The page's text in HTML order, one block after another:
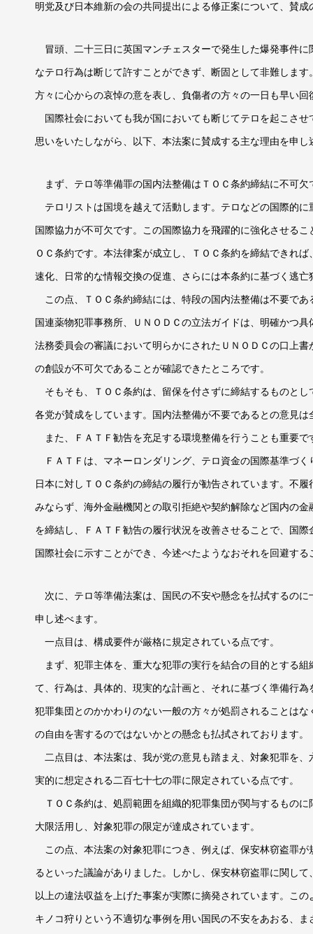
明党及び日本維新の会の共同提出による修正案について、賛
冒頭、二十三日に英国マンチェスターで発生した爆発事件
なテロ行為は断じて許すことができず、断固として非難しま
方々に心からの哀悼の意を表し、負傷者の方々の一日も早い回
国際社会においても我が国においても断じてテロを起こさ
思いをいたしながら、以下、本法案に賛成する主な理由を申し
まず、テロ等準備罪の国内法整備はＴＯＣ条約締結に不可欠
テロリストは国境を越えて活動します。テロなどの国際的
国際協力が不可欠です。この国際協力を飛躍的に強化させる
ＯＣ条約です。本法律案が成立し、ＴＯＣ条約を締結できれ
速化、日常的な情報交換の促進、さらには本条約に基づく逃
この点、ＴＯＣ条約締結には、特段の国内法整備は不要で
国連薬物犯罪事務所、ＵＮＯＤＣの立法ガイドは、明確かつ
法務委員会の審議において明らかにされたＵＮＯＤＣの口上
の創設が不可欠であることが確認できたところです。
そもそも、ＴＯＣ条約は、留保を付さずに締結するものと
各党が賛成をしています。国内法整備が不要であるとの意見
また、ＦＡＴＦ勧告を充足する環境整備を行うことも重要で
ＦＡＴＦは、マネーロンダリング、テロ資金の国際基準づ
日本に対しＴＯＣ条約の締結の履行が勧告されています。不
みならず、海外金融機関との取引拒絶や契約解除など国内の
を締結し、ＦＡＴＦ勧告の履行状況を改善させることで、国
国際社会に示すことができ、今述べたようなおそれを回避する
次に、テロ等準備法案は、国民の不安や懸念を払拭するの
申し述べます。
一点目は、構成要件が厳格に規定されている点です。
まず、犯罪主体を、重大な犯罪の実行を結合の目的とする
て、行為は、具体的、現実的な計画と、それに基づく準備行
犯罪集団とのかかわりのない一般の方々が処罰されることは
の自由を害するのではないかとの懸念も払拭されております。
二点目は、本法案は、我が党の意見も踏まえ、対象犯罪を
実的に想定される二百七十七の罪に限定されている点です。
ＴＯＣ条約は、処罰範囲を組織的犯罪集団が関与するもの
大限活用し、対象犯罪の限定が達成されています。
この点、本法案の対象犯罪につき、例えば、保安林窃盗罪
るといった議論がありました。しかし、保安林窃盗罪に関し
以上の違法収益を上げた事案が実際に摘発されています。こ
キノコ狩りという不適切な事例を用い国民の不安をあおる、